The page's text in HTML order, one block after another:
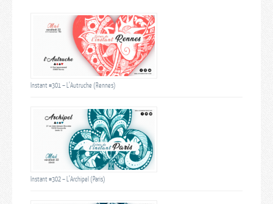
Instant #301 – L’Autruche (Rennes)
Instant #302 – L’Archipel (Paris)